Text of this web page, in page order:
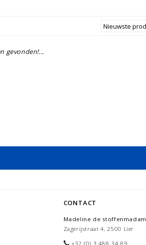
gevonden!...
CONTACT
Madeline de stoffenmadam
Zagerijstraat 4, 2500 Lier
+32 (0) 3 488 34 89